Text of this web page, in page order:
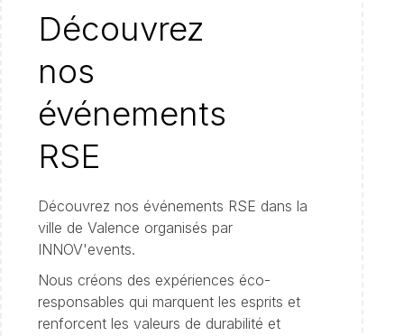
Découvrez
nos
événements
RSE
Découvrez nos événements RSE dans la
ville de Valence organisés par
INNOV'events.
Nous créons des expériences éco-
responsables qui marquent les esprits et
renforcent les valeurs de durabilité et